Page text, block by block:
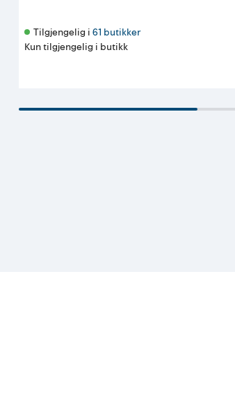
Tilgjengelig i 61 butikker
Kun tilgjengelig i butikk